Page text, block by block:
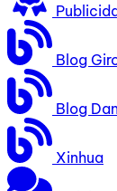
Blog
Blog
Xinhua